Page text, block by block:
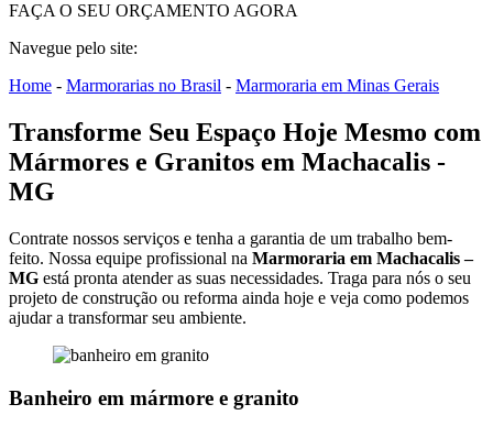
FAÇA O SEU ORÇAMENTO AGORA
Navegue pelo site:
Home - Marmorarias no Brasil - Marmoraria em Minas Gerais
Transforme Seu Espaço Hoje Mesmo com
Mármores e Granitos em Machacalis -
MG
Contrate nossos serviços e tenha a garantia de um trabalho bem-
feito. Nossa equipe profissional na Marmoraria em Machacalis –
MG está pronta atender as suas necessidades. Traga para nós o seu
projeto de construção ou reforma ainda hoje e veja como podemos
ajudar a transformar seu ambiente.
Banheiro em mármore e granito